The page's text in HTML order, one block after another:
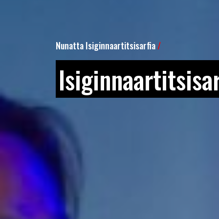
Nunatta Isiginnaartitsisarfia/